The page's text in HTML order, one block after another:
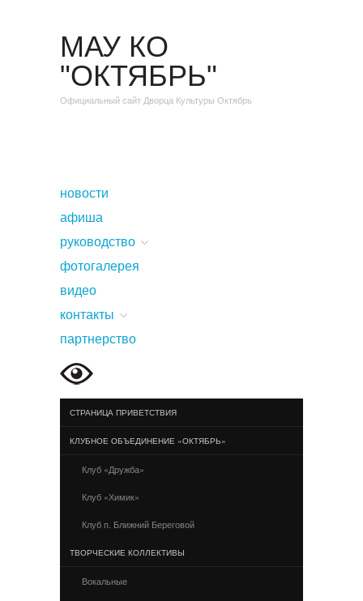
МАУ КО
"ОКТЯБРЬ"
Официальный сайт Дворца Культуры Октябрь
новости
афиша
руководство
фотогалерея
видео
контакты
партнерство
СТРАНИЦА ПРИВЕТСТВИЯ
КЛУБНОЕ ОБЪЕДИНЕНИЕ «ОКТЯБРЬ»
Клуб «Дружба»
Клуб «Химик»
Клуб п. Ближний Береговой
ТВОРЧЕСКИЕ КОЛЛЕКТИВЫ
Вокальные